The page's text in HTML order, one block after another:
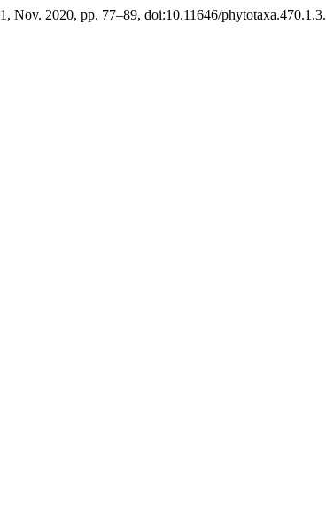
Nov. 2020, pp. 77–89, doi:10.11646/phytotaxa.470.1.3.